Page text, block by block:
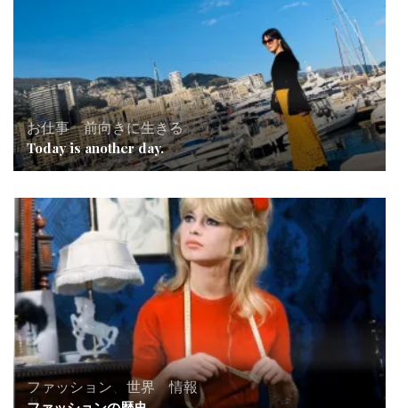
お仕事、前向きに生きる
Today is another day.
ファッション、 世界、情報